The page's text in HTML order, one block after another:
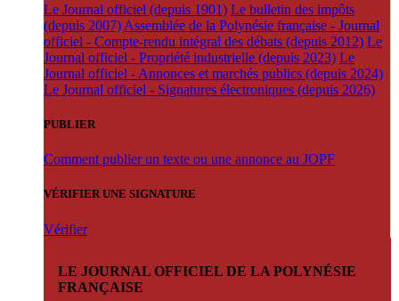
Le Journal officiel (depuis 1901) Le bulletin des impôts
(depuis 2007) Assemblée de la Polynésie française - Journal
officiel - Compte-rendu intégral des débats (depuis 2012) Le
Journal officiel - Propriété industrielle (depuis 2023) Le
Journal officiel - Annonces et marchés publics (depuis 2024)
Le Journal officiel - Signatures électroniques (depuis 2026)
PUBLIER
Comment publier un texte ou une annonce au JOPF
VÉRIFIER UNE SIGNATURE
Vérifier
LE JOURNAL OFFICIEL DE LA POLYNÉSIE
FRANÇAISE